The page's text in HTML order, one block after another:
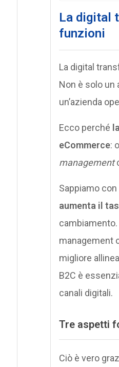
La digital
funzioni
La digital
Non è solo un
un’azienda
Ecco perché
eCommerce:
management
Sappiamo
aumenta il
management
migliore
B2C è
canali digitali.
Tre aspetti
Ciò è vero